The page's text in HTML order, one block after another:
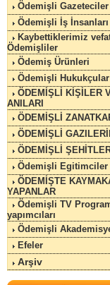
Ödemişli Gazeteciler
Ödemişli İş İnsanları
Kaybettiklerimiz
Ödemişliler
Ödemiş Ürünleri
Ödemişli Hukukçular
ÖDEMİŞLİ KİŞİLER
ANILARI
ÖDEMİŞLİ
ÖDEMİŞLİ
ÖDEMİŞLİ
Ödemişli Egitimciler
ÖDEMİŞTE
YAPANLAR
Ödemişli TV
yapımcıları
Ödemişli
Efeler
Arşiv